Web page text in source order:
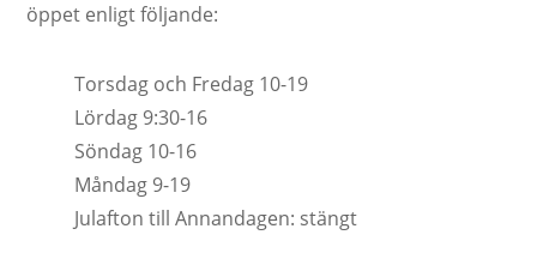
öppet enligt följande:
Torsdag och Fredag 10-19
Lördag 9:30-16
Söndag 10-16
Måndag 9-19
Julafton till Annandagen: stängt